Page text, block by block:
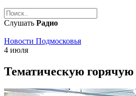
Слушать Радио
Новости Подмосковья
4 июля
Тематическую горячую